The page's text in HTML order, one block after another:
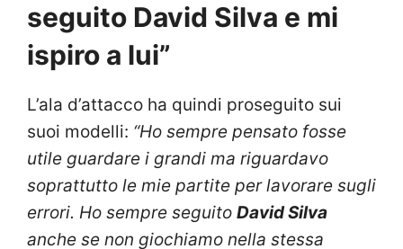
seguito David Silva e mi
ispiro a lui”
L’ala d’attacco ha quindi proseguito sui
suoi modelli: “Ho sempre pensato fosse
utile guardare i grandi ma riguardavo
soprattutto le mie partite per lavorare sugli
errori. Ho sempre seguito David Silva
anche se non giochiamo nella stessa